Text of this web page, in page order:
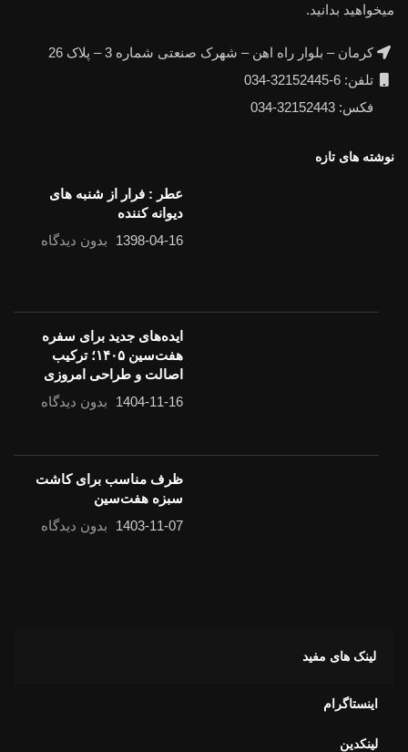
میخواهید بدانید.
کرمان – بلوار راه اهن – شهرک صنعتی شماره 3 – پلاک 26
تلفن: 6-32152445-034
فکس: 32152443-034
نوشته های تازه
عطر : فرار از شنبه های
دیوانه کننده
1398-04-16
بدون دیدگاه
ایده‌های جدید برای سفره
هفت‌سین ۱۴۰۵؛ ترکیب
اصالت و طراحی امروزی
1404-11-16
بدون دیدگاه
ظرف مناسب برای کاشت
سبزه هفت‌سین
1403-11-07
بدون دیدگاه
لینک های مفید
اینستاگرام
لینکدین